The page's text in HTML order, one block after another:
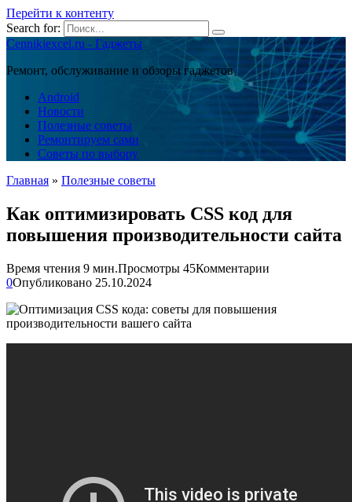
Перейти к контенту
Search for:
Cennikiexcel.ru - Гаджеты
Ремонт, обслуживание и обзоры гаджетов
Android
Новости
Полезные советы
Ремонтируем сами
Советы по выбору
Главная » Полезные советы
Как оптимизировать CSS код для
повышения производительности сайта
Время чтения 9 мин.Просмотры 45Комментарии
0Опубликовано 25.10.2024